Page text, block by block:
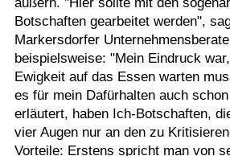
Botschaften gearbeitet werden",
Markersdorfer
beispielsweise: "Mein Eindruck
Ewigkeit auf das Essen warten
es für mein Dafürhalten auch
erläutert, haben Ich-Botschaften,
vier Augen nur an den zu
Vorteile: Erstens spricht man von